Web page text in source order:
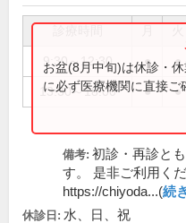
9:30～12:30 ● ●
13:30～18:00 ● ●
お盆(8月中旬)は休診・
に必ず医療機関に直接ご
備考: 初診・再診と
す。 是非ご利用くだ
https://chiyoda...(続
休診日: 水、日、祝